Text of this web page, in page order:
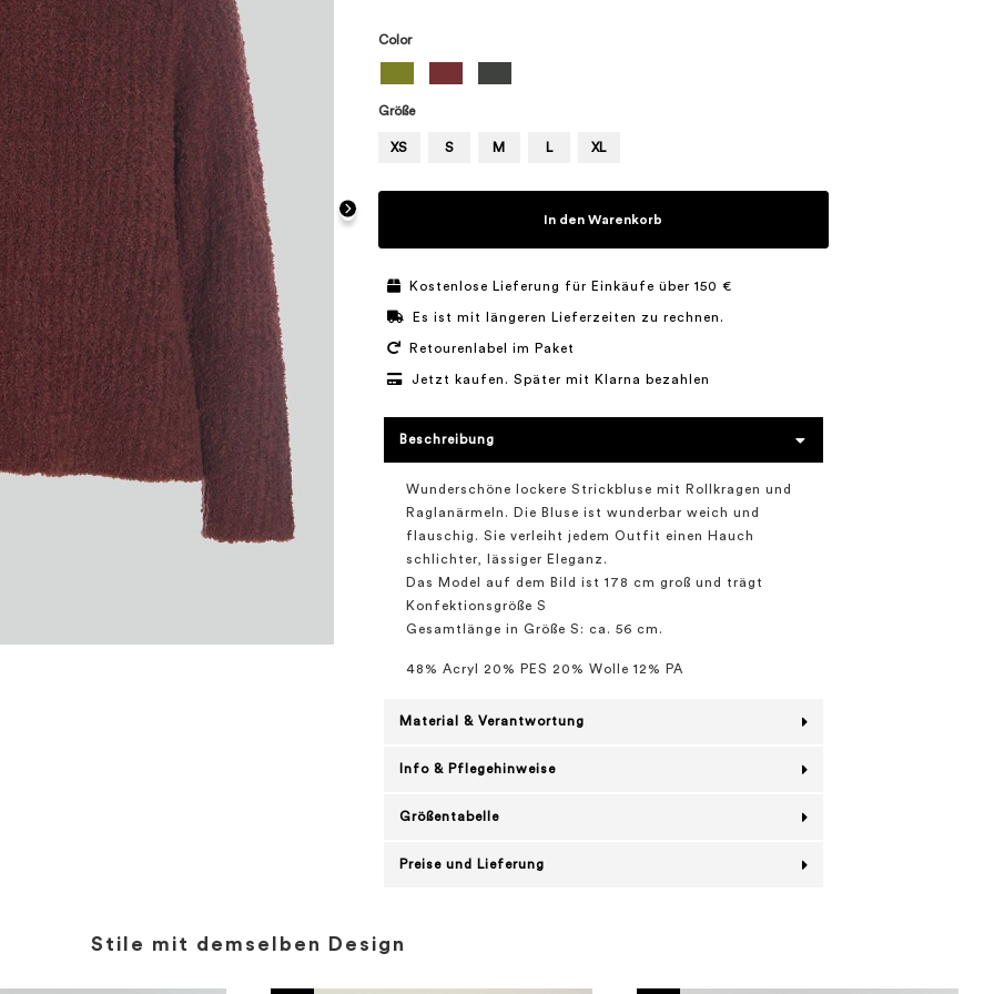
Color
Größe
XS S M L XL
In den Warenkorb
Kostenlose Lieferung für Einkäufe über 150 €
Es ist mit längeren Lieferzeiten zu rechnen.
Retourenlabel im Paket
Jetzt kaufen. Später mit Klarna bezahlen
Beschreibung
Wunderschöne lockere Strickbluse mit Rollkragen und
Raglanärmeln. Die Bluse ist wunderbar weich und
flauschig. Sie verleiht jedem Outfit einen Hauch
schlichter, lässiger Eleganz.
Das Model auf dem Bild ist 178 cm groß und trägt
Konfektionsgröße S
Gesamtlänge in Größe S: ca. 56 cm.
48% Acryl 20% PES 20% Wolle 12% PA
Material & Verantwortung
Info & Pflegehinweise
Größentabelle
Preise und Lieferung
Stile mit demselben Design